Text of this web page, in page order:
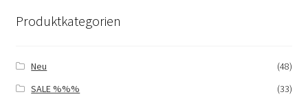
Produktkategorien
Neu
(48)
SALE %%%
(33)